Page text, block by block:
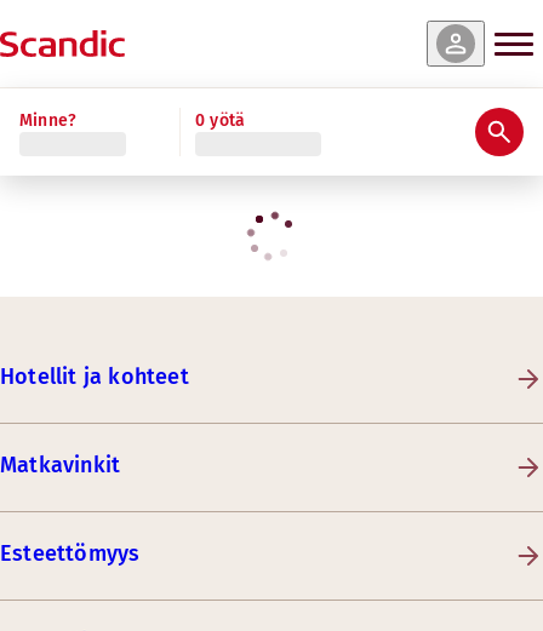
Minne? 0 yötä
Hotellit ja kohteet
Matkavinkit
Esteettömyys